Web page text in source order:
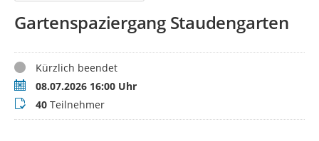
Gartenspaziergang Staudengarten
StatusKürzlich beendet
Termin08.07.2026 16:00 Uhr
Teilnehmer
40 Teilnehmer